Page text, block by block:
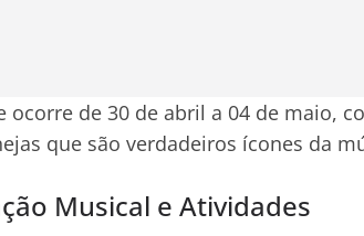
ocorre de 30 de abril a 04 de maio,
que são verdadeiros ícones da
Musical e Atividades